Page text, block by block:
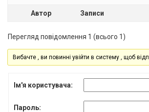
Автор Записи
Перегляд повідомлення 1 (всього 1)
Вибачте , ви повинні увійти в систему , щоб
Ім'я користувача:
Пароль: